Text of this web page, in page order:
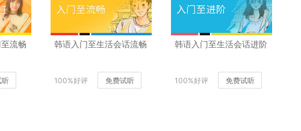
流畅
听
韩语入门至生活会话流畅
100%好评 免费试听
韩语入门至生活会话进阶
100%好评 免费试听